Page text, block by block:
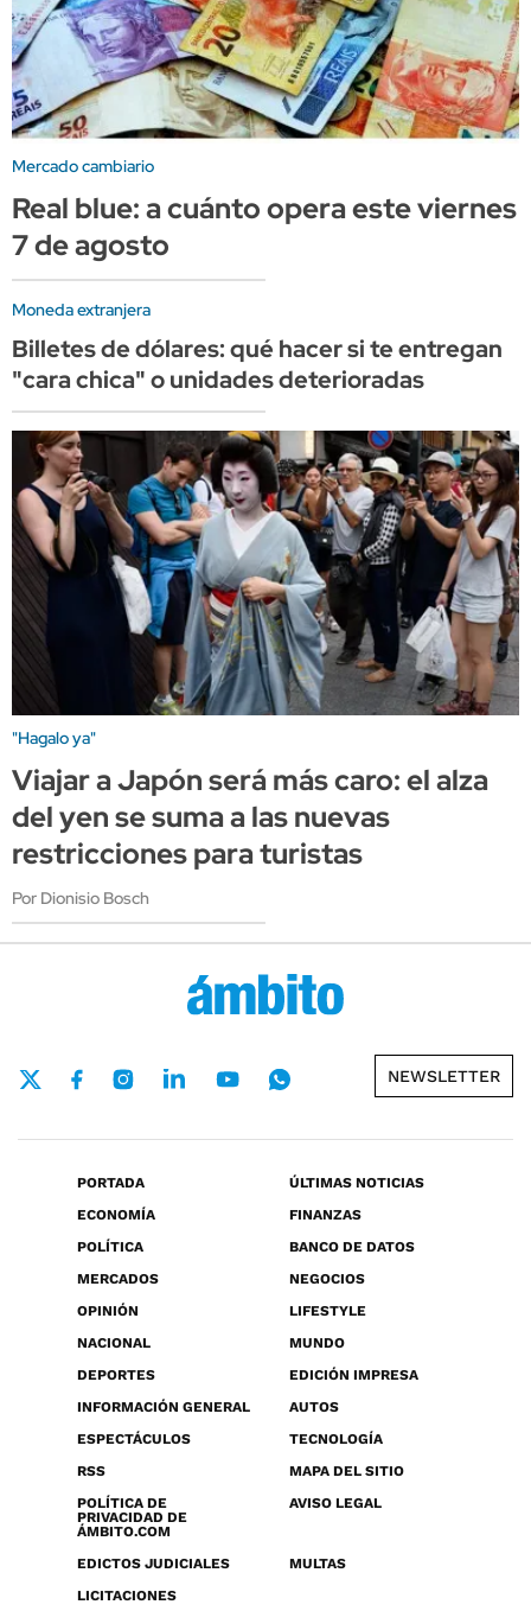
Mercado cambiario
Real blue: a cuánto opera este viernes
7 de agosto
Moneda extranjera
Billetes de dólares: qué hacer si te entregan
"cara chica" o unidades deterioradas
"Hagalo ya"
Viajar a Japón será más caro: el alza
del yen se suma a las nuevas
restricciones para turistas
Por Dionisio Bosch
NEWSLETTER
PORTADA
ÚLTIMAS NOTICIAS
ECONOMÍA
FINANZAS
POLÍTICA
BANCO DE DATOS
MERCADOS
NEGOCIOS
OPINIÓN
LIFESTYLE
NACIONAL
MUNDO
DEPORTES
EDICIÓN IMPRESA
INFORMACIÓN GENERAL
AUTOS
ESPECTÁCULOS
TECNOLOGÍA
RSS
MAPA DEL SITIO
POLÍTICA DE
PRIVACIDAD DE
ÁMBITO.COM
AVISO LEGAL
EDICTOS JUDICIALES
MULTAS
LICITACIONES